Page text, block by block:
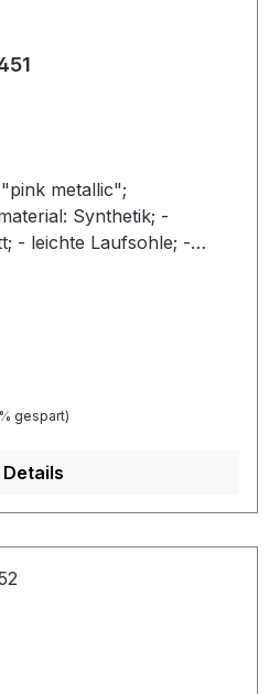
metallic";
Synthetik; -
- leichte Laufsohle; -
gespart)
Details